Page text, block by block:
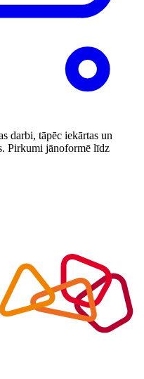
darbi, tāpēc iekārtas un
Pirkumi jānoformē līdz